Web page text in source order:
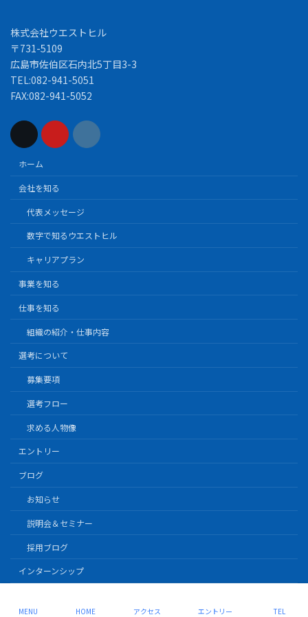
株式会社ウエストヒル
〒731-5109
広島市佐伯区石内北5丁目3-3
TEL:082-941-5051
FAX:082-941-5052
ホーム
会社を知る
代表メッセージ
数字で知るウエストヒル
キャリアプラン
事業を知る
仕事を知る
組織の紹介・仕事内容
選考について
募集要項
選考フロー
求める人物像
エントリー
ブログ
お知らせ
説明会＆セミナー
採用ブログ
インターンシップ
MENU HOME アクセス エントリー TEL